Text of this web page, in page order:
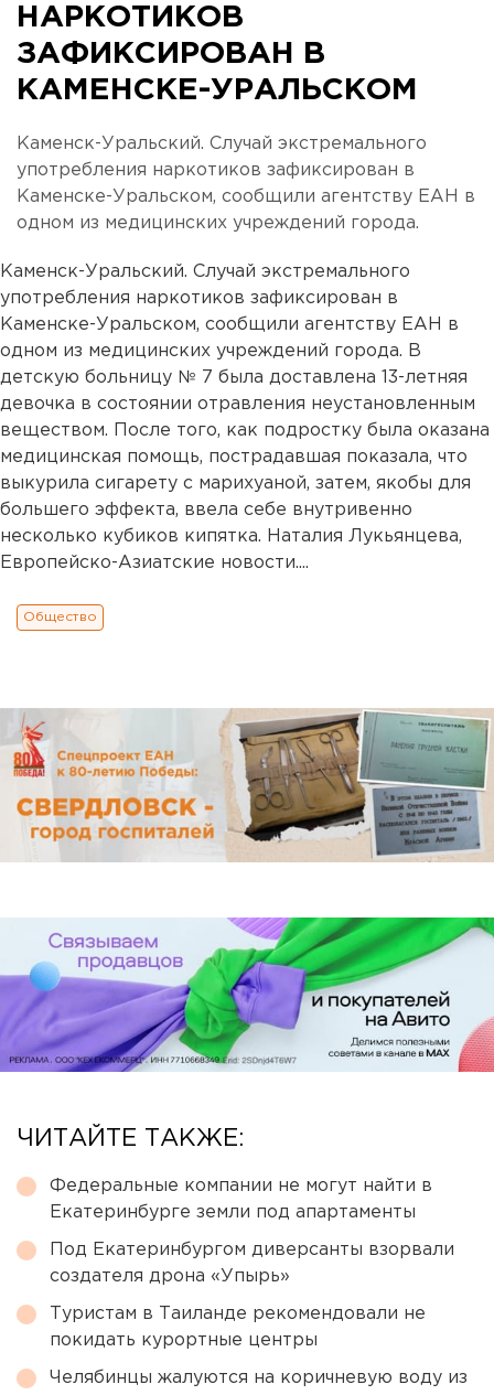
НАРКОТИКОВ
ЗАФИКСИРОВАН В
КАМЕНСКЕ-УРАЛЬСКОМ
Каменск-Уральский. Случай экстремального
употребления наркотиков зафиксирован в
Каменске-Уральском, сообщили агентству ЕАН в
одном из медицинских учреждений города.
Каменск-Уральский. Случай экстремального
употребления наркотиков зафиксирован в
Каменске-Уральском, сообщили агентству ЕАН в
одном из медицинских учреждений города. В
детскую больницу № 7 была доставлена 13-летняя
девочка в состоянии отравления неустановленным
веществом. После того, как подростку была оказана
медицинская помощь, пострадавшая показала, что
выкурила сигарету с марихуаной, затем, якобы для
большего эффекта, ввела себе внутривенно
несколько кубиков кипятка. Наталия Лукьянцева,
Европейско-Азиатские новости....
Общество
ЧИТАЙТЕ ТАКЖЕ:
Федеральные компании не могут найти в
Екатеринбурге земли под апартаменты
Под Екатеринбургом диверсанты взорвали
создателя дрона «Упырь»
Туристам в Таиланде рекомендовали не
покидать курортные центры
Челябинцы жалуются на коричневую воду из